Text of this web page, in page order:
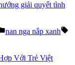
giải quyết tình
Posted
nan nga nắp xanh
Với Trẻ Việt